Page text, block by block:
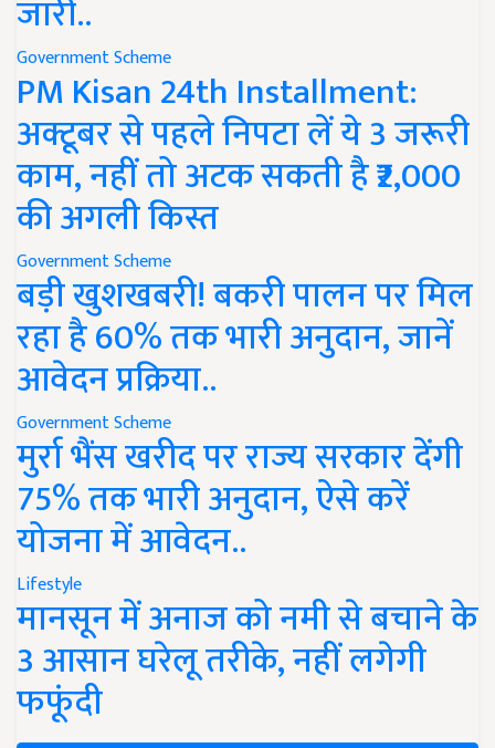
जारी..
Government Scheme
PM Kisan 24th Installment:
अक्टूबर से पहले निपटा लें ये 3 जरूरी
काम, नहीं तो अटक सकती है ₹2,000
की अगली किस्त
Government Scheme
बड़ी खुशखबरी! बकरी पालन पर मिल
रहा है 60% तक भारी अनुदान, जानें
आवेदन प्रक्रिया..
Government Scheme
मुर्रा भैंस खरीद पर राज्य सरकार देंगी
75% तक भारी अनुदान, ऐसे करें
योजना में आवेदन..
Lifestyle
मानसून में अनाज को नमी से बचाने के
3 आसान घरेलू तरीके, नहीं लगेगी
फफूंदी